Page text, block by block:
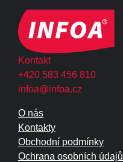
Kontakt
+420 583 456 810
infoa@infoa.cz
O nás
Kontakty
Obchodní podmínky
Ochrana osobních údajů